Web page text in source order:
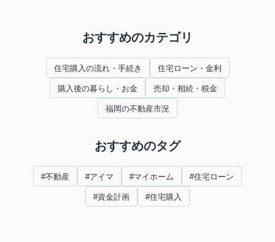
おすすめのカテゴリ
住宅購入の流れ・手続き 住宅ローン・金利
購入後の暮らし・お金 売却・相続・税金
福岡の不動産市況
おすすめのタグ
#不動産 #アイマ #マイホーム #住宅ローン
#資金計画 #住宅購入